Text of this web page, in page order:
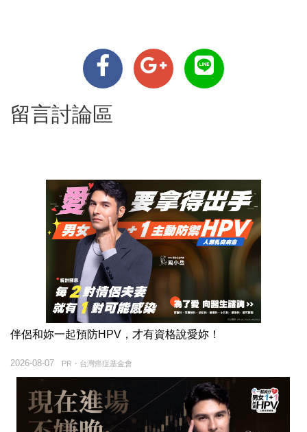
留言討論區
伴侶和妳一起預防HPV，才有資格說愛妳！
PR・台灣癌症基金會
2026-08-07